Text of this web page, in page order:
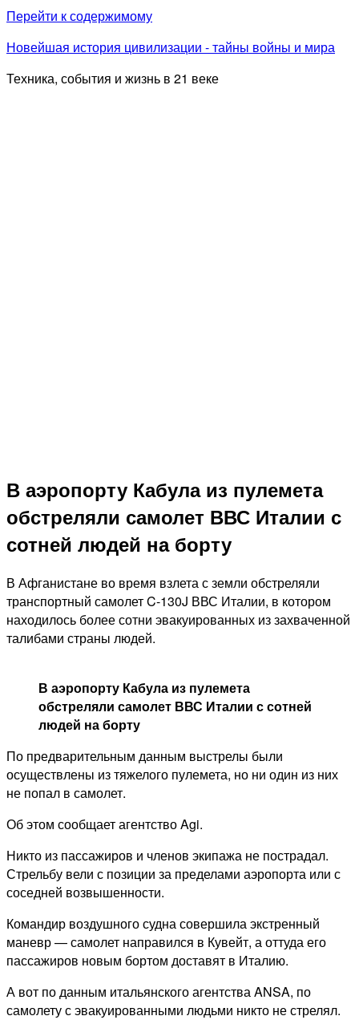
Перейти к содержимому
Новейшая история цивилизации - тайны войны и мира
Техника, события и жизнь в 21 веке
В аэропорту Кабула из пулемета
обстреляли самолет ВВС Италии с
сотней людей на борту
В Афганистане во время взлета с земли обстреляли
транспортный самолет C-130J ВВС Италии, в котором
находилось более сотни эвакуированных из захваченной
талибами страны людей.
В аэропорту Кабула из пулемета
обстреляли самолет ВВС Италии с сотней
людей на борту
По предварительным данным выстрелы были
осуществлены из тяжелого пулемета, но ни один из них
не попал в самолет.
Об этом сообщает агентство Agi.
Никто из пассажиров и членов экипажа не пострадал.
Стрельбу вели с позиции за пределами аэропорта или с
соседней возвышенности.
Командир воздушного судна совершила экстренный
маневр — самолет направился в Кувейт, а оттуда его
пассажиров новым бортом доставят в Италию.
А вот по данным итальянского агентства ANSA, по
самолету с эвакуированными людьми никто не стрелял.